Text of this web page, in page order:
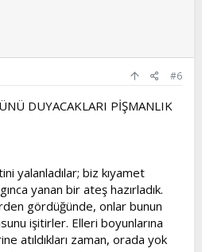
#6
DUYACAKLARI PİŞMANLIK
yalanladılar; biz kıyamet
yanan bir ateş hazırladık.
gördüğünde, onlar bunun
işitirler. Elleri boyunlarına
atıldıkları zaman, orada yok